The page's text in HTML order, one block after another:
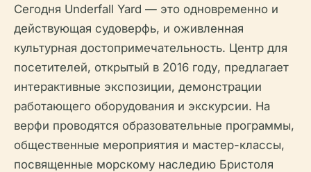
Сегодня Underfall Yard — это одновременно и
действующая судоверфь, и оживленная
культурная достопримечательность. Центр для
посетителей, открытый в 2016 году, предлагает
интерактивные экспозиции, демонстрации
работающего оборудования и экскурсии. На
верфи проводятся образовательные программы,
общественные мероприятия и мастер-классы,
посвященные морскому наследию Бристоля